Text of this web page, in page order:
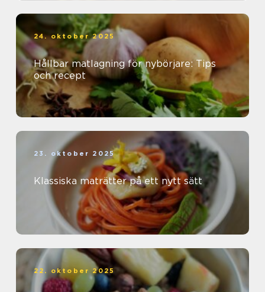
24. oktober 2025
Hållbar matlagning för nybörjare: Tips
och recept
23. oktober 2025
Klassiska maträtter på ett nytt sätt
22. oktober 2025